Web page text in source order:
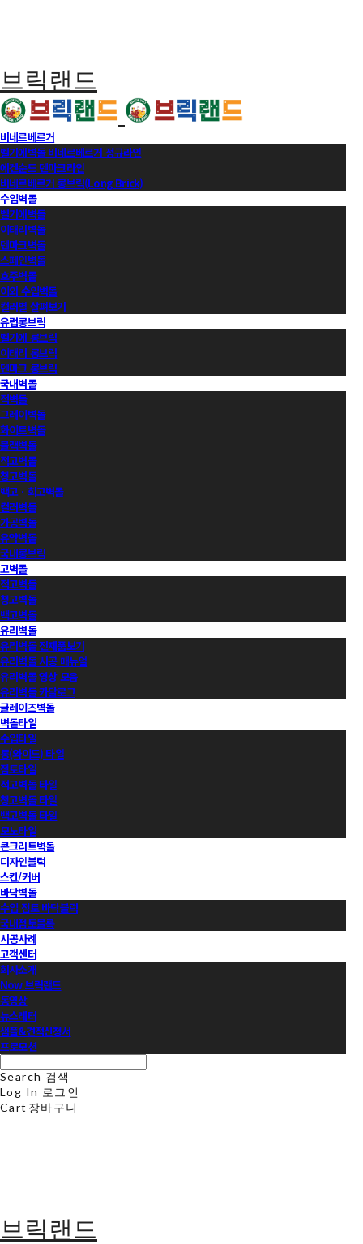
브릭랜드
비네르베르거
벨기에벽돌 비네르베르거 정규라인
에겐순드 덴마크라인
비네르베르거 롱브릭(Long Brick)
수입벽돌
벨기에벽돌
이태리벽돌
덴마크벽돌
스페인벽돌
호주벽돌
이외 수입벽돌
컬러별 살펴보기
유럽롱브릭
벨기에 롱브릭
이태리 롱브릭
덴마크 롱브릭
국내벽돌
적벽돌
그레이벽돌
화이트벽돌
블랙벽돌
적고벽돌
청고벽돌
백고ㆍ회고벽돌
컬러벽돌
가공벽돌
유약벽돌
국내롱브릭
고벽돌
적고벽돌
청고벽돌
백고벽돌
유리벽돌
유리벽돌 전제품보기
유리벽돌 시공 매뉴얼
유리벽돌 영상 모음
유리벽돌 카달로그
글레이즈벽돌
벽돌타일
수입타일
롱(와이드) 타일
점토타일
적고벽돌 타일
청고벽돌 타일
백고벽돌 타일
모노타일
콘크리트벽돌
디자인블럭
스킨/커버
바닥벽돌
수입 점토 바닥블럭
국내점토블록
시공사례
고객센터
회사소개
Now 브릭랜드
동영상
뉴스레터
샘플&견적신청서
프로모션
Search 검색
Log In 로그인
Cart 장바구니
브릭랜드